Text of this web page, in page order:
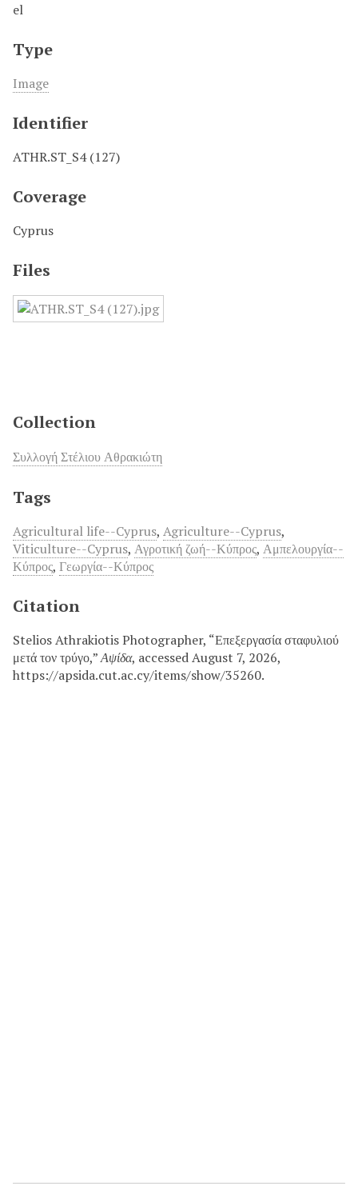
el
Type
Image
Identifier
ATHR.ST_S4 (127)
Coverage
Cyprus
Files
Collection
Συλλογή Στέλιου Αθρακιώτη
Tags
Agricultural life--Cyprus, Agriculture--Cyprus,
Viticulture--Cyprus, Αγροτική ζωή--Κύπρος, Αμπελουργία--
Κύπρος, Γεωργία--Κύπρος
Citation
Stelios Athrakiotis Photographer, “Επεξεργασία σταφυλιού
μετά τον τρύγο,”Αψίδα, accessed August 7, 2026,
https://apsida.cut.ac.cy/items/show/35260.